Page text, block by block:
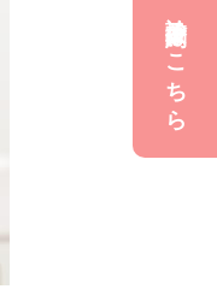
診療予約はこちら